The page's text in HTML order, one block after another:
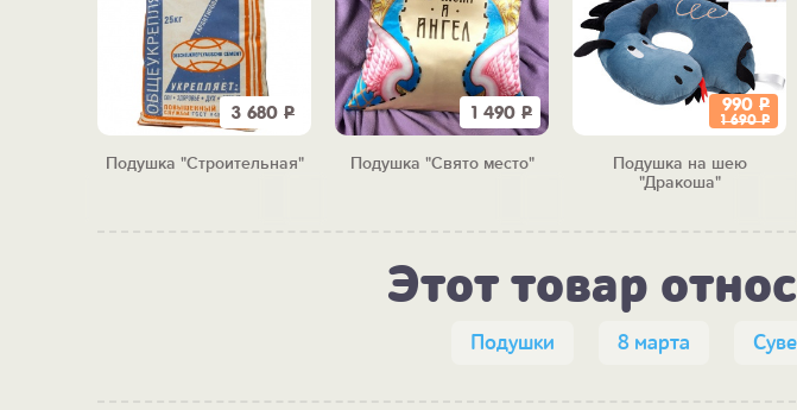
3 680 Р
Подушка "Строительная"
1 490 Р
Подушка "Свято место"
990 Р
1 690Р
Подушка на шею
"Дракоша"
Этот товар
Подушки 8 марта